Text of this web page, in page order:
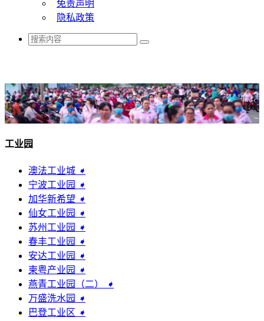
免责声明
隐私政策
工业园
澳法工业城 ➧
宁波工业园
➧
加华新希望 ➧
仙女工业园
➧
苏州工业园
➧
春丰工业园
➧
安达工业园
➧
柬粤产业园
➧
燕青工业园（二）
➧
万盛洗水园
➧
巴登工业区 ➧